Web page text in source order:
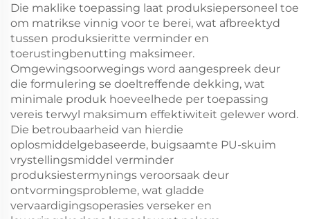
Die maklike toepassing laat produksiepersoneel toe
om matrikse vinnig voor te berei, wat afbreektyd
tussen produksieritte verminder en
toerustingbenutting maksimeer.
Omgewingsoorwegings word aangespreek deur
die formulering se doeltreffende dekking, wat
minimale produk hoeveelhede per toepassing
vereis terwyl maksimum effektiwiteit gelewer word.
Die betroubaarheid van hierdie
oplosmiddelgebaseerde, buigsaamte PU-skuim
vrystellingsmiddel verminder
produksiestermynings veroorsaak deur
ontvormingsprobleme, wat gladde
vervaardigingsoperasies verseker en